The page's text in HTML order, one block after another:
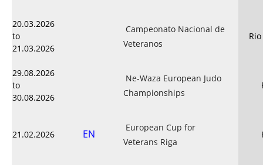
20.03.2026
to
21.03.2026
Campeonato Nacional de
Veteranos
29.08.2026
to
30.08.2026
Ne-Waza European Judo
Championships
21.02.2026 EN
European Cup for
Veterans Riga